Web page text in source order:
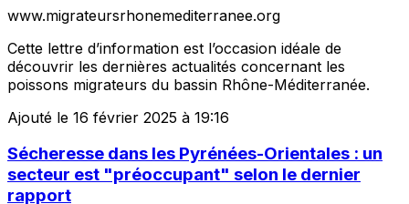
www.migrateursrhonemediterranee.org
Cette lettre d’information est l’occasion idéale de
découvrir les dernières actualités concernant les
poissons migrateurs du bassin Rhône-Méditerranée.
Ajouté le 16 février 2025 à 19:16
Sécheresse dans les Pyrénées-Orientales : un
secteur est "préoccupant" selon le dernier
rapport